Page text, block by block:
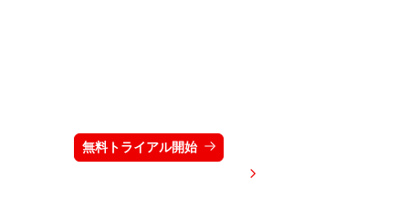
無料トライアル開始